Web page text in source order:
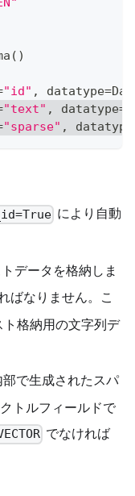
( )
"id" , datatype=
"text" , datatype=
"sparse" , datatype
により自動
データを格納しま
ばなりません。こ
格納用の文字列デ
で生成されたスパ
トルフィールドで
でなければ